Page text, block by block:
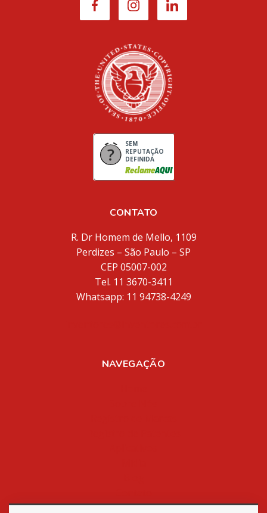
SEM
REPUTAÇÃO
DEFINIDA
CONTATO
R. Dr Homem de Mello, 1109
Perdizes – São Paulo – SP
CEP 05007-002
Tel. 11 3670-3411
Whatsapp: 11 94738-4249
NAVEGAÇÃO
Política de Privacidade